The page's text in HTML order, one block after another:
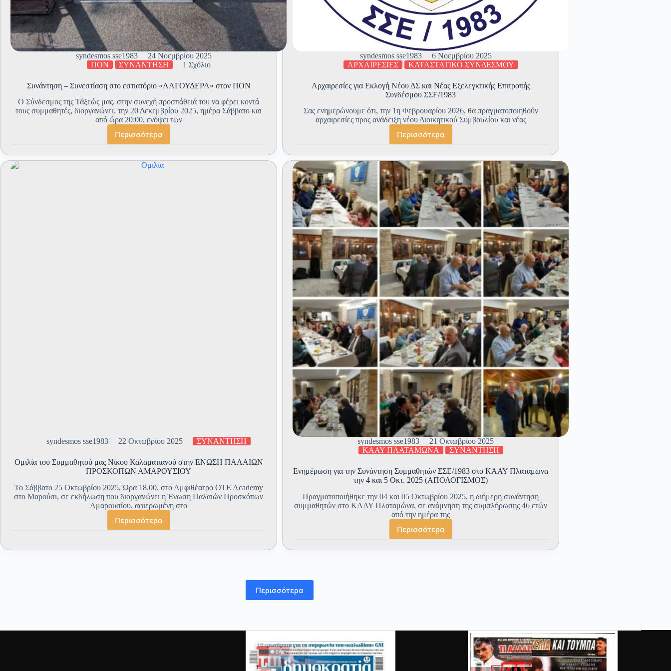
syndesmos sse1983
24 Νοεμβρίου 2025
ΠΟΝ
ΣΥΝΑΝΤΗΣΗ 1 Σχόλιο
Συνάντηση – Συνεστίαση στο εστιατόριο «ΛΑΓΟΥΔΕΡΑ» στον ΠΟΝ
Ο Σύνδεσμος της Τάξεώς μας, στην συνεχή προσπάθειά του να φέρει κοντά
τους συμμαθητές, διοργανώνει, την 20 Δεκεμβρίου 2025, ημέρα Σάββατο και
από ώρα 20:00, ενόψει των
Περισσότερα
Συνάντηση
Συνεστίαση
στο
syndesmos sse1983
6 Νοεμβρίου 2025
ΑΡΧΑΙΡΕΣΙΕΣ
ΚΑΤΑΣΤΑΤΙΚΟ ΣΥΝΔΕΣΜΟΥ
Αρχαιρεσίες για Εκλογή Νέου ΔΣ και Νέας Εξελεγκτικής Επιτροπής
Συνδέσμου ΣΣΕ/1983
Σας ενημερώνουμε ότι, την 1η Φεβρουαρίου 2026, θα πραγματοποιηθούν
αρχαιρεσίες προς ανάδειξη νέου Διοικητικού Συμβουλίου και νέας
Περισσότερα
Αρχαιρεσίες
Εκλογή
Νέου
ΔΣ
και
Νέας
Εξελεγκτικής
Επιτροπής
Συνδέσμου
ΣΣΕ/1983
syndesmos sse1983 22 Οκτωβρίου 2025 ΣΥΝΑΝΤΗΣΗ
Ομιλία του Συμμαθητού μας Νίκου Καλαματιανού στην ΕΝΩΣΗ ΠΑΛΑΙΩΝ
ΠΡΟΣΚΟΠΩΝ ΑΜΑΡΟΥΣΙΟΥ
Το Σάββατο 25 Οκτωβρίου 2025, Ώρα 18.00, στο Αμφιθέατρο OTE Academy
στο Μαρούσι, σε εκδήλωση που διοργανώνει η Ένωση Παλαιών Προσκόπων
Αμαρουσίου, αφιερωμένη στο
Περισσότερα
Ομιλία
μας
syndesmos sse1983
21 Οκτωβρίου 2025
ΚΑΑΥ ΠΛΑΤΑΜΩΝΑ
ΣΥΝΑΝΤΗΣΗ
Ενημέρωση για την Συνάντηση Συμμαθητών ΣΣΕ/1983 στο ΚΑΑΥ Πλαταμώνα
την 4 και 5 Οκτ. 2025 (ΑΠΟΛΟΓΙΣΜΟΣ)
Πραγματοποιήθηκε την 04 και 05 Οκτωβρίου 2025, η διήμερη συνάντηση
συμμαθητών στο ΚΑΑΥ Πλαταμώνα, σε ανάμνηση της συμπλήρωσης 46 ετών
από την ημέρα της
Περισσότερα
Ενημέρωση
την
4
Περισσότερα